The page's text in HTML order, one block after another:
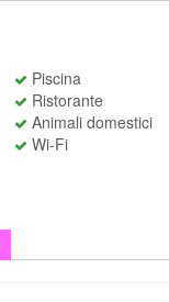
Piscina
Ristorante
Animali domestici
Wi-Fi